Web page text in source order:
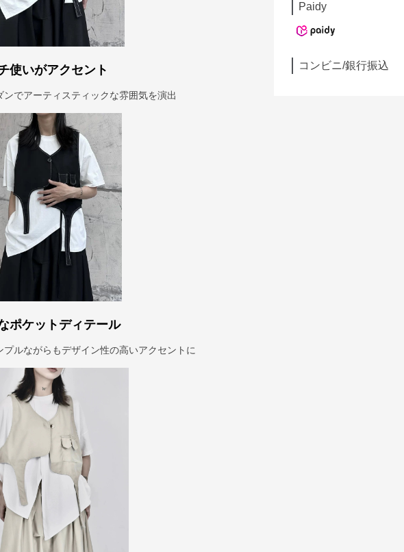
使いがアクセント
でアーティスティックな雰囲気を演出
ポケットディテール
ルながらもデザイン性の高いアクセントに
Paidy
コンビニ/銀行振込